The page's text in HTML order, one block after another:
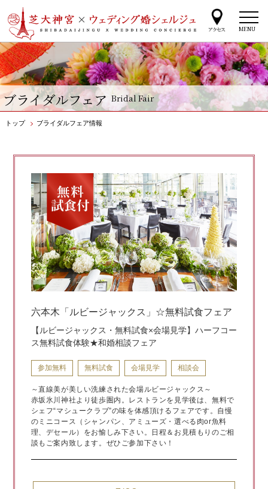
ブライダルフェア Bridal Fair
MENU
トップ > ブライダルフェア情報
六本木「ルビージャックス」☆無料試食フェア
【ルビージャックス・無料試食×会場見学】ハーフコー
ス無料試食体験★和婚相談フェア
参加無料 無料試食 会場見学 相談会
～直線美が美しい洗練された会場ルビージャックス～
赤坂氷川神社より徒歩圏内。レストランを見学後は、無料で
シェフ“マシュークラブ”の味を体感頂けるフェアです。自慢
のミニコース（シャンパン、アミューズ・選べる肉or魚料
理、デセール）をお愉しみ下さい。日程＆お見積もりのご相
談もご案内致します。ぜひご参加下さい！